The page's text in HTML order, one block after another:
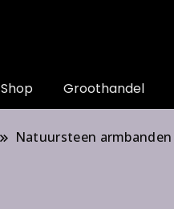
Shop Groothandel
Natuursteen armbanden